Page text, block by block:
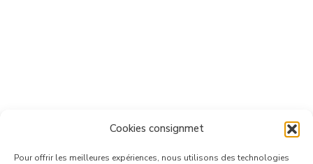
Cookies consignmet
Pour offrir les meilleures expériences, nous utilisons des technologies